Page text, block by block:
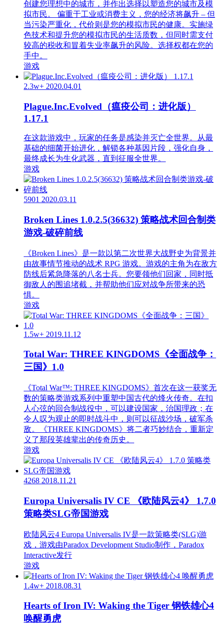
创建您理想中的城市，并作出选择以塑造您的城市及模
拟市民。 偏重于工业或消费主义，您的经济将飙升 – 但
当污染严重化，代价则是您的模拟市民的健康。实施绿
色技术和提升您的模拟市民的生活质数，但同时需支付
较高的税收和冒着失业率飙升的风险。选择权都在您的
手中。
游戏
2.3w+ 2020.04.01
Plague.Inc.Evolved（瘟疫公司：进化版）
1.17.1
在这款游戏中，玩家的任务是感染并灭亡全世界。从最
基础的细菌开始进化，解锁各种基因片段，强化自身，
最终成长为生化武器，直到征服全世界。
游戏
5901 2020.03.11
Broken Lines 1.0.2.5(36632) 策略战术回合制类
游戏-破碎前线
《Broken Lines》是一款以第二次世界大战野史为背景并
由故事情节推动的战术 RPG 游戏。游戏的主角为在敌方
防线后紧急降落的八名士兵。您要领他们回家，同时抵
御敌人的围追堵截，并帮助他们应对战争所带来的恐
惧。
游戏
1.5w+ 2019.11.12
Total War: THREE KINGDOMS《全面战争：
三国》1.0
《Total War™: THREE KINGDOMS》首次在这一获奖无
数的策略类游戏系列中重塑中国古代的烽火传奇。在扣
人心弦的回合制战役中，可以建设国家，治国理政；在
令人叹为观止的即时战斗中，则可以征战沙场，破军杀
敌。《THREE KINGDOMS》将二者巧妙结合，重新定
义了那段英雄辈出的传奇历史。
游戏
4268 2018.11.21
Europa Universalis IV CE 《欧陆风云4》 1.7.0
策略类SLG帝国游戏
欧陆风云4 Europa Universalis IV是一款策略类(SLG)游
戏，游戏由Paradox Development Studio制作，Paradox
Interactive发行
游戏
1.4w+ 2018.08.31
Hearts of Iron IV: Waking the Tiger 钢铁雄心4
唤醒勇虎